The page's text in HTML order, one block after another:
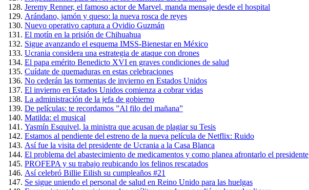
Jeremy Renner, el famoso actor de Marvel, manda mensaje desde el hospital
Arándano, jamón y queso: la nueva rosca de reyes
Nuevo operativo captura a Ovidio Guzmán
El motín en la prisión de Chihuahua
Sigue avanzando el esquema IMSS-Bienestar en México
Ucrania considera una estrategia de ataque con drones
El papa emérito Benedicto XVI en graves condiciones de salud
Cuídate de quemaduras en estas celebraciones
No cederán las tormentas de invierno en Estados Unidos
El invierno en Estados Unidos comienza a cobrar vidas
La administración de la jefa de gobierno
De películas: te recordamos ”Al filo del mañana”
Matilda: el musical
Yasmín Esquivel, la ministra que acusan de plagiar su Tesis
Estamos al pendiente del estreno de la nueva película de Netflix: Ruido
Así fue la visita del presidente de Ucrania a la Casa Blanca
El problema del abastecimiento de medicamentos y como planea afrontarlo el presidente
PROFEPA y su trabajo reubicando los felinos rescatados
Así celebró Billie Eilish su cumpleaños #21
Se sigue uniendo el personal de salud en Reino Unido para las huelgas